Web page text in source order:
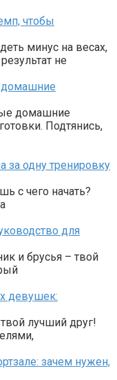
чтобы
минус на весах,
не
домашние
Подтянись,
за одну тренировку
с чего начать?
для
и брусья – твой
девушек:
лучший друг!
зачем нужен,